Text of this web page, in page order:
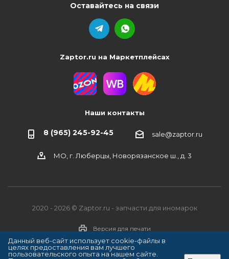
Оставайтесь на связи
Zaptor.ru на Маркетплейсах
Наши контакты
8 (965) 245-92-45 sale@zaptor.ru
МО, г. Люберцы, Новорязанское ш., д. 3
2020 - 2026 © Zaptor.ru - запчасти для иномарок
Версия для печати
Данный веб-сайт использует cookie-файлы в
целях предоставления вам лучшего
пользовательского опыта на нашем сайте.